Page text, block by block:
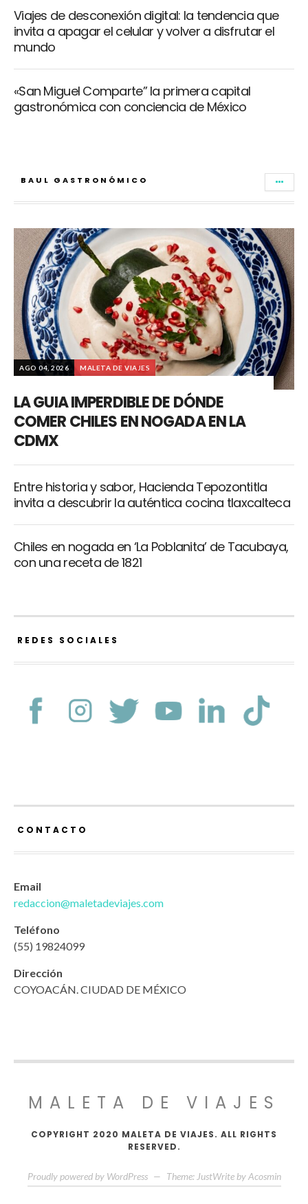
Viajes de desconexión digital: la tendencia que
invita a apagar el celular y volver a disfrutar el
mundo
«San Miguel Comparte” la primera capital
gastronómica con conciencia de México
BAUL GASTRONÓMICO
AGO 04, 2026 MALETA DE VIAJES
LA GUIA IMPERDIBLE DE DÓNDE
COMER CHILES EN NOGADA EN LA
CDMX
Entre historia y sabor, Hacienda Tepozontitla
invita a descubrir la auténtica cocina tlaxcalteca
Chiles en nogada en ‘La Poblanita’ de Tacubaya,
con una receta de 1821
REDES SOCIALES
CONTACTO
Email
redaccion@maletadeviajes.com
Teléfono
(55) 19824099
Dirección
COYOACÁN. CIUDAD DE MÉXICO
MALETA DE VIAJES
COPYRIGHT 2020 MALETA DE VIAJES. ALL RIGHTS
RESERVED.
Proudly powered by WordPress — Theme: JustWrite by Acosmin